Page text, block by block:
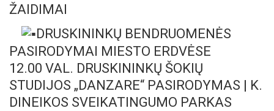
ŽAIDIMAI
DRUSKININKŲ BENDRUOMENĖS
PASIRODYMAI MIESTO ERDVĖSE
12.00 VAL. DRUSKININKŲ ŠOKIŲ
STUDIJOS „DANZARE“ PASIRODYMAS | K.
DINEIKOS SVEIKATINGUMO PARKAS